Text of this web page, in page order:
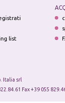
list
Italia srl
Fax +39 055